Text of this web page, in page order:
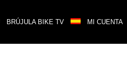
BRÚJULA BIKE TV MI CUENTA